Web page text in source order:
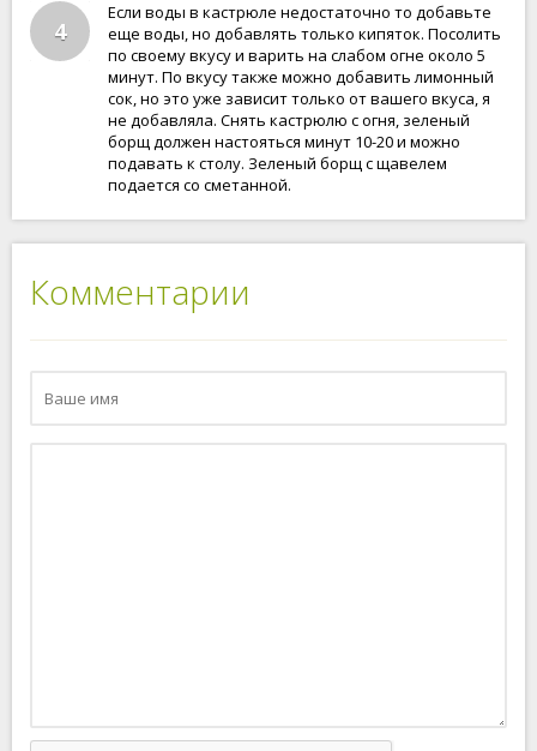
4
Если воды в кастрюле недостаточно то добавьте
еще воды, но добавлять только кипяток. Посолить
по своему вкусу и варить на слабом огне около 5
минут. По вкусу также можно добавить лимонный
сок, но это уже зависит только от вашего вкуса, я
не добавляла. Снять кастрюлю с огня, зеленый
борщ должен настояться минут 10-20 и можно
подавать к столу. Зеленый борщ с щавелем
подается со сметанной.
Комментарии